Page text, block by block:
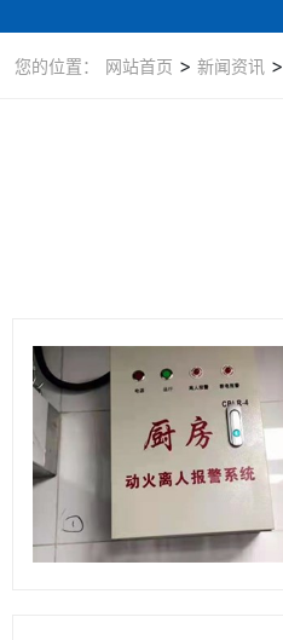
您的位置： 网站首页 > 新闻资讯 >